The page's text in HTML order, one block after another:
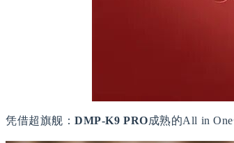
凭借超旗舰：DMP-K9 PRO成熟的All in